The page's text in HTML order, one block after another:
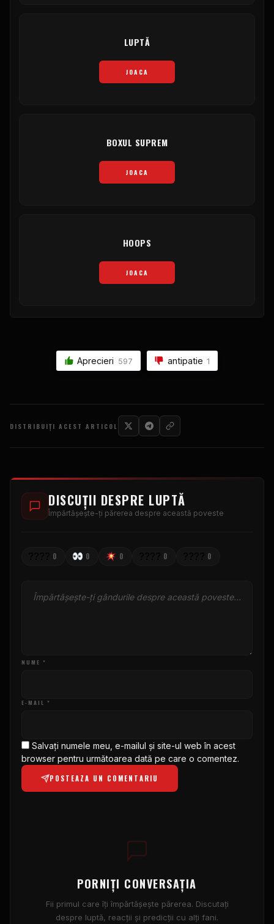
LUPTĂ
JOACA
BOXUL SUPREM
JOACA
HOOPS
JOACA
Aprecieri 597 antipatie 1
DISTRIBUIȚI ACEST ARTICOL
DISCUȚII DESPRE LUPTĂ
Împărtășește-ți părerea despre această poveste
0 0 0 0 0
NUME *
E-MAIL *
Salvați numele meu, e-mailul și site-ul web în acest
browser pentru următoarea dată pe care o comentez.
POSTEAZA UN COMENTARIU
PORNIȚI CONVERSAȚIA
Fii primul care îți împărtășește părerea. Discutați
despre luptă, reacții și predicții cu alți fani.